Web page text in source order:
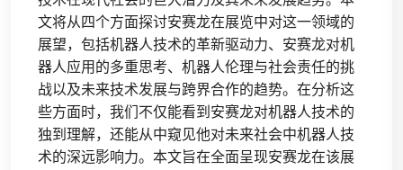
文将从四个方面探讨安赛龙在展览中对这一领域的
展望，包括机器人技术的革新驱动力、安赛龙对机
器人应用的多重思考、机器人伦理与社会责任的挑
战以及未来技术发展与跨界合作的趋势。在分析这
些方面时，我们不仅能看到安赛龙对机器人技术的
独到理解，还能从中窥见他对未来社会中机器人技
术的深远影响力。本文旨在全面呈现安赛龙在该展